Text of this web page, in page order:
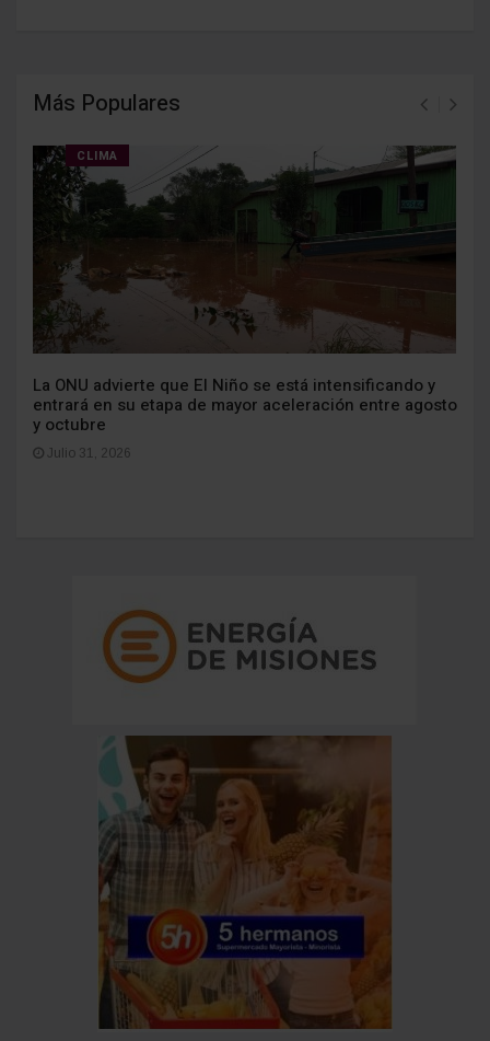
Más Populares
CLIMA
La ONU advierte que El Niño se está intensificando y
entrará en su etapa de mayor aceleración entre agosto
y octubre
Julio 31, 2026